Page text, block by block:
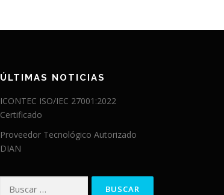
ÚLTIMAS NOTICIAS
ICONTEC ISO/IEC 27001:2022
Certificado
Proveedor Tecnológico Autorizado
DIAN